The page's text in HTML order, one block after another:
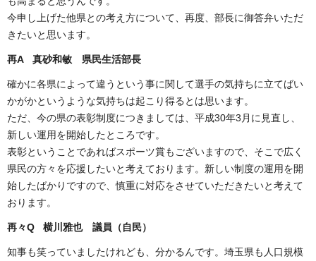
今申し上げた他県との考え方について、再度、部長に御答弁いただ
きたいと思います。
再A 真砂和敏 県民生活部長
確かに各県によって違うという事に関して選手の気持ちに立てばい
かがかというような気持ちは起こり得るとは思います。
ただ、今の県の表彰制度につきましては、平成30年3月に見直し、
新しい運用を開始したところです。
表彰ということであればスポーツ賞もございますので、そこで広く
県民の方々を応援したいと考えております。新しい制度の運用を開
始したばかりですので、慎重に対応をさせていただきたいと考えて
おります。
再々Q 横川雅也 議員（自民）
知事も笑っていましたけれども、分かるんです。埼玉県も人口規模